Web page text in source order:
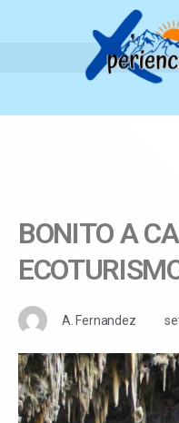
BONITO A
A. Fernandez